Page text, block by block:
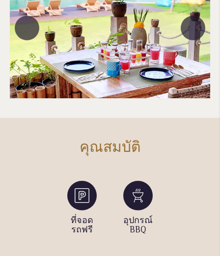
คุณสมบัติ
ที่จอด
รถฟรี
อุปกรณ์
BBQ